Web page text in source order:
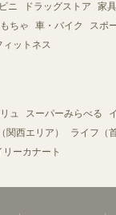
ニ ドラッグストア
家
ちゃ 車・バイク
スポ
ィットネス
ュ スーパーみらべる
関西エリア）
ライフ（
リーカナート